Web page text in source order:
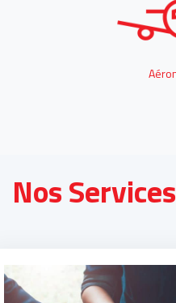
Nos Services